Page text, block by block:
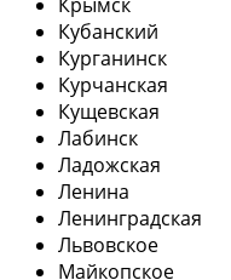
Кубанский
Курганинск
Курчанская
Кущевская
Лабинск
Ладожская
Ленина
Ленинградская
Львовское
Майкопское